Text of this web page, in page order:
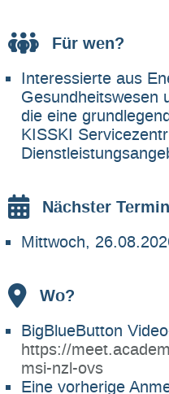
Für wen?
Interessierte aus
Gesundheitswesen
die eine
KISSKI
Nächster
Mittwoch,
Wo?
BigBlueButton
https://
msi-nzl-ovs
Eine vorherige